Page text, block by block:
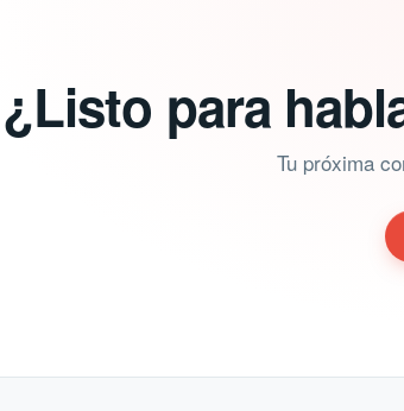
¿Listo para
Tu próxima